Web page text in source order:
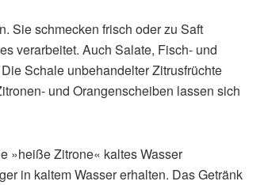
Sie schmecken frisch oder zu Saft
verarbeitet. Auch Salate, Fisch- und
Schale unbehandelter Zitrusfrüchte
und Orangenscheiben lassen sich
»heiße Zitrone« kaltes Wasser
in kaltem Wasser erhalten. Das Getränk